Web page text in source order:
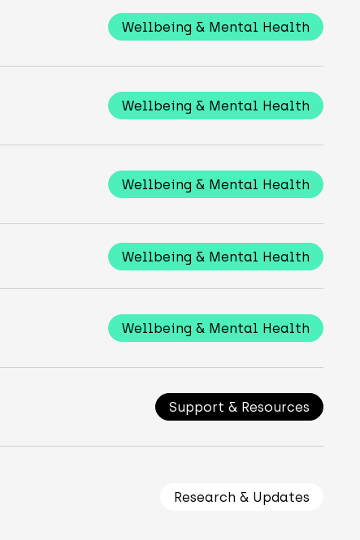
Wellbeing & Mental Health
Wellbeing & Mental Health
Wellbeing & Mental Health
Wellbeing & Mental Health
Wellbeing & Mental Health
Support & Resources
Research & Updates